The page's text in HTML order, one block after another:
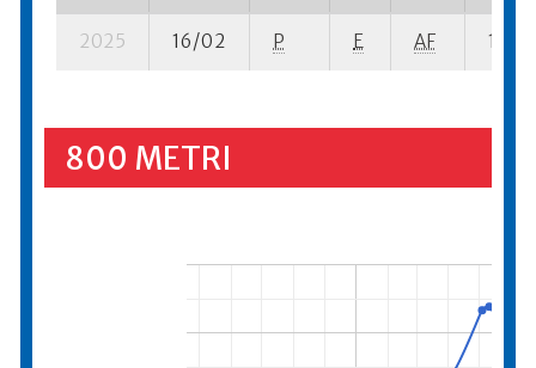
2025 16/02 P E AF 1 su- 1
800 METRI